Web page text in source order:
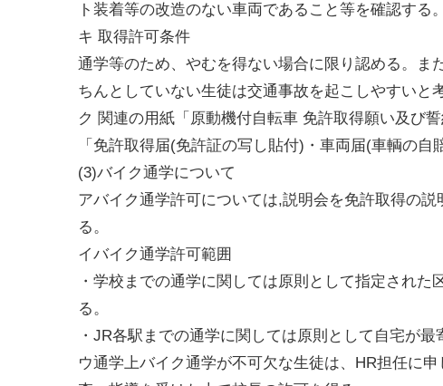
ト装着等の改造のない車両であること等を確認する。
キ 取得許可条件
通学等のため、やむを得ない場合に限り認める。ま
ちんとしていない生徒は交通事故を起こしやすいと
ク 関連の用紙「原動機付自転車 免許取得願い及び誓
「免許取得届(免許証の写し貼付)・車両届(車輌の自
(3)バイク通学について
アバイク通学許可については,説明会を免許取得の
る。
イバイク通学許可範囲
・学校までの通学に関しては原則として指定され
る。
・JR各駅までの通学に関しては原則として自宅が
ウ通学上バイク通学が不可欠な生徒は、HR担任に